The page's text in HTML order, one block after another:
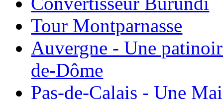
Tour Montparnasse
Auvergne - Une
de-Dôme
Pas-de-Calais - Une